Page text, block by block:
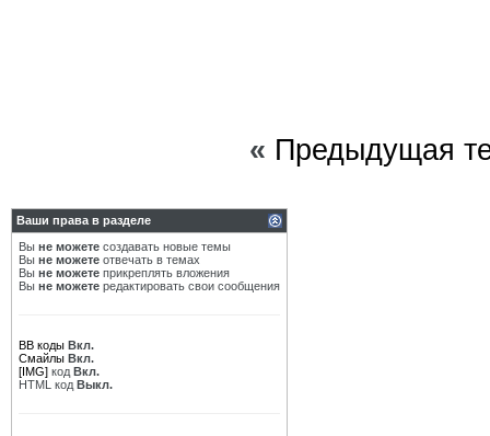
« Предыдущая
Ваши права в разделе
Вы не можете создавать новые темы
Вы не можете отвечать в темах
Вы не можете прикреплять вложения
Вы не можете редактировать свои сообщения
BB коды Вкл.
Смайлы Вкл.
[IMG] код Вкл.
HTML код Выкл.